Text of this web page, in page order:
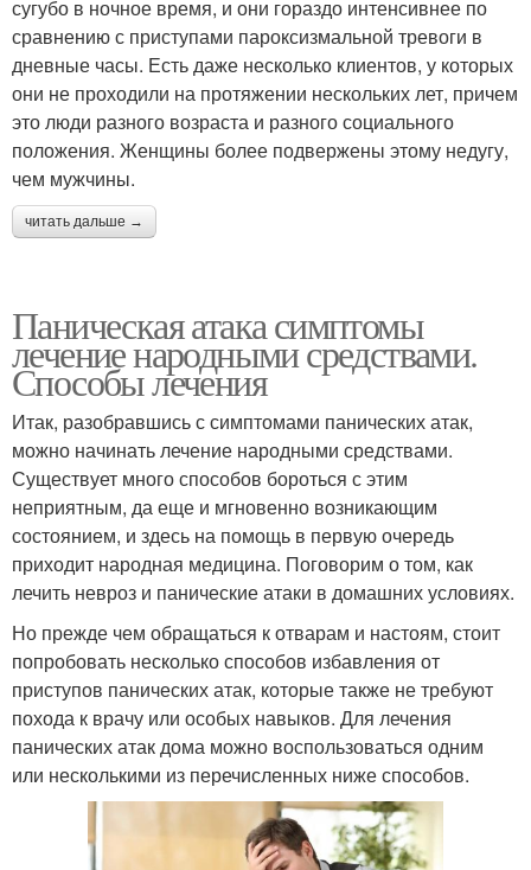
сугубо в ночное время, и они гораздо интенсивнее по
сравнению с приступами пароксизмальной тревоги в
дневные часы. Есть даже несколько клиентов, у которых
они не проходили на протяжении нескольких лет, причем
это люди разного возраста и разного социального
положения. Женщины более подвержены этому недугу,
чем мужчины.
читать дальше →
Паническая атака симптомы
лечение народными средствами.
Способы лечения
Итак, разобравшись с симптомами панических атак,
можно начинать лечение народными средствами.
Существует много способов бороться с этим
неприятным, да еще и мгновенно возникающим
состоянием, и здесь на помощь в первую очередь
приходит народная медицина. Поговорим о том, как
лечить невроз и панические атаки в домашних условиях.
Но прежде чем обращаться к отварам и настоям, стоит
попробовать несколько способов избавления от
приступов панических атак, которые также не требуют
похода к врачу или особых навыков. Для лечения
панических атак дома можно воспользоваться одним
или несколькими из перечисленных ниже способов.